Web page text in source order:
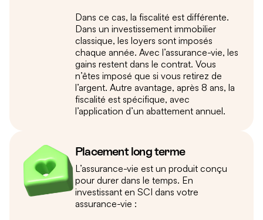
Dans ce cas, la fiscalité est différente.
Dans un investissement immobilier
classique, les loyers sont imposés
chaque année. Avec l’assurance-vie, les
gains restent dans le contrat. Vous
n’êtes imposé que si vous retirez de
l’argent. Autre avantage, après 8 ans, la
fiscalité est spécifique, avec
l’application d’un abattement annuel.
Placement long terme
L’assurance-vie est un produit conçu
pour durer dans le temps. En
investissant en SCI dans votre
assurance-vie :